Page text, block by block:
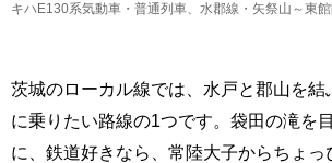
キハE130系気動車・普通列車、水郡線・矢祭山～東館
茨城のローカル線では、水戸と郡山を結
に乗りたい路線の1つです。袋田の滝を
に、鉄道好きなら、常陸大子からちょっ